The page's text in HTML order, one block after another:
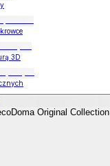
3D
Original Collection